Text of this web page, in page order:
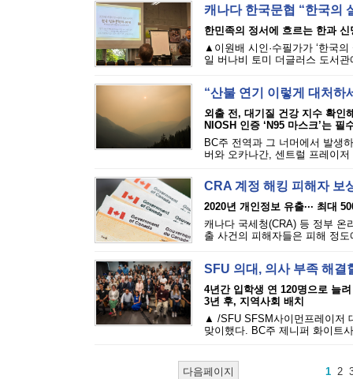
캐나다 한국문협 “한국의
한민족의 정서에 흐르는 한과 신
▲이원배 시인·수필가가 ‘한국
일 버나비 토미 더글러스 도서관
“산불 연기 이렇게 대처하
외출 전, 대기질 건강 지수 확인
NIOSH 인증 ‘N95 마스크’는 필
BC주 전역과 그 너머에서 발생
버와 오카나간, 센트럴 프레이
CRA 계정 해킹 피해자 보
2020년 개인정보 유출··· 최대
캐나다 국세청(CRA) 등 정부 온
출 사건의 피해자들은 피해 정
SFU 의대, 의사 부족 해
4년간 입학생 연 120명으로 늘려
3년 후, 지역사회 배치
▲ /SFU SFSM사이먼프레이저
맞이했다. BC주 제니퍼 화이트
다음페이지 1 2